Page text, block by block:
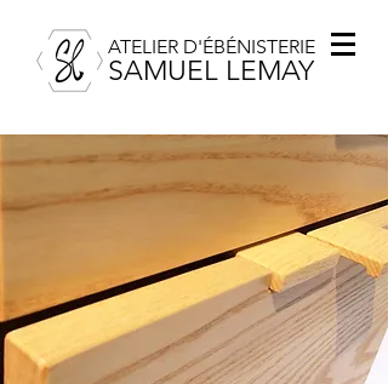
ATELIER D'ÉBÉNISTERIE
SAMUEL LEMAY